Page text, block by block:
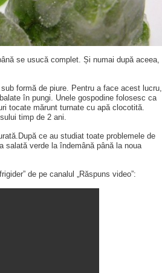
se usucă complet. Și numai după aceea,
formă de piure. Pentru a face acest lucru,
în pungi. Unele gospodine folosesc ca
tocate mărunt turnate cu apă clocotită.
timp de 2 ani.
ce au studiat toate problemele de
salată verde la îndemână până la noua
de pe canalul „Răspuns video”: